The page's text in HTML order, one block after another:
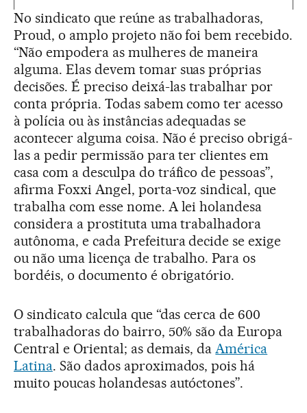
No sindicato que reúne as trabalhadoras,
Proud, o amplo projeto não foi bem recebido.
“Não empodera as mulheres de maneira
alguma. Elas devem tomar suas próprias
decisões. É preciso deixá-las trabalhar por
conta própria. Todas sabem como ter acesso
à polícia ou às instâncias adequadas se
acontecer alguma coisa. Não é preciso obrigá-
las a pedir permissão para ter clientes em
casa com a desculpa do tráfico de pessoas”,
afirma Foxxi Angel, porta-voz sindical, que
trabalha com esse nome. A lei holandesa
considera a prostituta uma trabalhadora
autônoma, e cada Prefeitura decide se exige
ou não uma licença de trabalho. Para os
bordéis, o documento é obrigatório.
O sindicato calcula que “das cerca de 600
trabalhadoras do bairro, 50% são da Europa
Central e Oriental; as demais, daAmérica
Latina. São dados aproximados, pois há
muito poucas holandesas autóctones”.